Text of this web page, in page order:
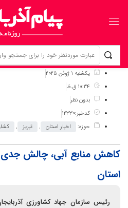
برگ نخست نوشته‌ها
کاهش منابع آبی،
یکشنبه 1 ژوئن 2025
10:34 ق.ظ
بدون نظر
کدخبر:12330
حوزه:
اخبار استان , تبریز ,
کاهش منابع آبی، چالش جدی
استان
رئیس سازمان جهاد کشاورزی